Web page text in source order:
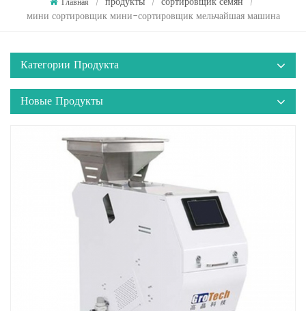
/ / /
мини сортировщик мини-сортировщик мельчайшая машина
Категории Продукта
Новые Продукты